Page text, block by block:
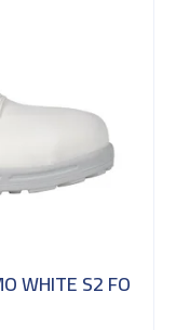
WHITE S2 FO